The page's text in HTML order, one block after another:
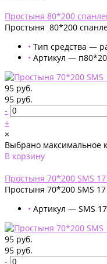
Простыня 80*200
Простыня 80*200
• Тип средства —
• Артикул —
95 руб.
95 руб.
-
+
×
Выбрано максимальное
В корзину
Простыня 70*200 SMS
Простыня 70*200 SMS
• Артикул — SMS 17
95 руб.
95 руб.
-